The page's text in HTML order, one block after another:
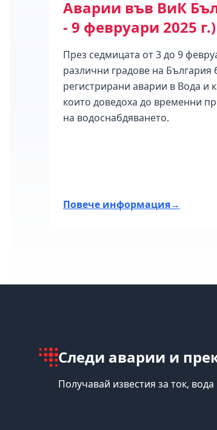
Аварии във ВиК
- 9 февруари 2025 г.)
През седмицата от 3 до 9
различни градове на България
регистрирани аварии в Вода и
които доведоха до временни
на водоснабдяването.
Повече информация→
Следи аварии и
Получавай известия за ток,